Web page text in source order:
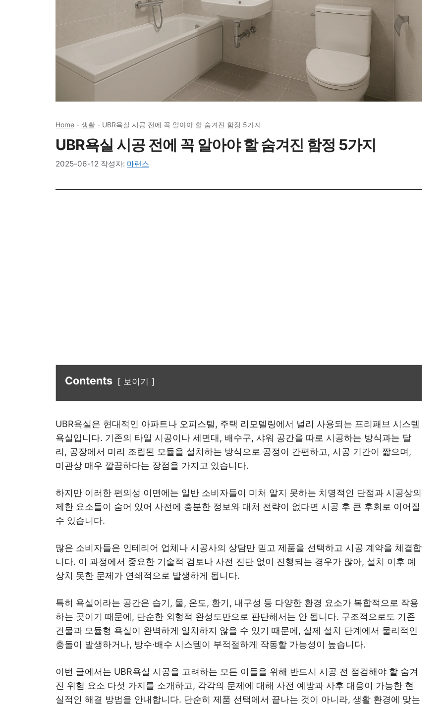
Home - 생활 - UBR욕실 시공 전에 꼭 알아야 할 숨겨진 함정 5가지
UBR욕실 시공 전에 꼭 알아야 할 숨겨진 함정 5가지
2025-06-12 작성자: 마런스
Contents 보이기
UBR욕실은 현대적인 아파트나 오피스텔, 주택 리모델링에서 널리 사용되는 프리패브 시스템
욕실입니다. 기존의 타일 시공이나 세면대, 배수구, 샤워 공간을 따로 시공하는 방식과는 달
리, 공장에서 미리 조립된 모듈을 설치하는 방식으로 공정이 간편하고, 시공 기간이 짧으며,
미관상 매우 깔끔하다는 장점을 가지고 있습니다.
하지만 이러한 편의성 이면에는 일반 소비자들이 미처 알지 못하는 치명적인 단점과 시공상의
제한 요소들이 숨어 있어 사전에 충분한 정보와 대처 전략이 없다면 시공 후 큰 후회로 이어질
수 있습니다.
많은 소비자들은 인테리어 업체나 시공사의 상담만 믿고 제품을 선택하고 시공 계약을 체결합
니다. 이 과정에서 중요한 기술적 검토나 사전 진단 없이 진행되는 경우가 많아, 설치 이후 예
상치 못한 문제가 연쇄적으로 발생하게 됩니다.
특히 욕실이라는 공간은 습기, 물, 온도, 환기, 내구성 등 다양한 환경 요소가 복합적으로 작용
하는 곳이기 때문에, 단순한 외형적 완성도만으로 판단해서는 안 됩니다. 구조적으로도 기존
건물과 모듈형 욕실이 완벽하게 일치하지 않을 수 있기 때문에, 실제 설치 단계에서 물리적인
충돌이 발생하거나, 방수·배수 시스템이 부적절하게 작동할 가능성이 높습니다.
이번 글에서는 UBR욕실 시공을 고려하는 모든 이들을 위해 반드시 시공 전 점검해야 할 숨겨
진 위험 요소 다섯 가지를 소개하고, 각각의 문제에 대해 사전 예방과 사후 대응이 가능한 현
실적인 해결 방법을 안내합니다. 단순히 제품 선택에서 끝나는 것이 아니라, 생활 환경에 맞는